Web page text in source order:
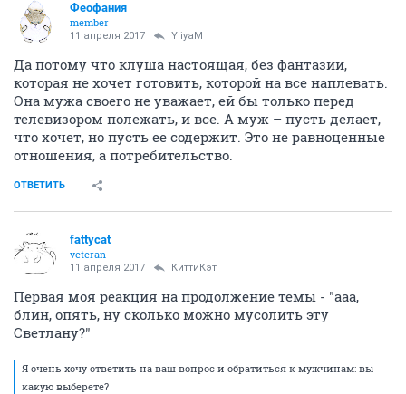
Феофания
member
11 апреля 2017 YliyaM
Да потому что клуша настоящая, без фантазии,
которая не хочет готовить, которой на все наплевать.
Она мужа своего не уважает, ей бы только перед
телевизором полежать, и все. А муж – пусть делает,
что хочет, но пусть ее содержит. Это не равноценные
отношения, а потребительство.
ОТВЕТИТЬ
fattycat
veteran
11 апреля 2017 КиттиКэт
Первая моя реакция на продолжение темы - "ааа,
блин, опять, ну сколько можно мусолить эту
Светлану?"
Я очень хочу ответить на ваш вопрос и обратиться к мужчинам: вы
какую выберете?